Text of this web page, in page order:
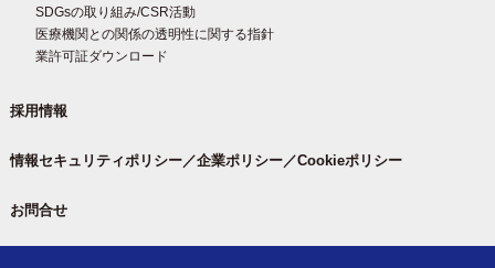
SDGsの取り組み/CSR活動
医療機関との関係の透明性に関する指針
業許可証ダウンロード
採用情報
情報セキュリティポリシー／企業ポリシー／Cookieポリシー
お問合せ